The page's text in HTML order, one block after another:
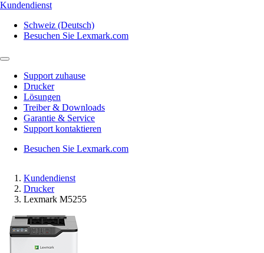
Kundendienst
Schweiz (Deutsch)
Besuchen Sie Lexmark.com
Support zuhause
Drucker
Lösungen
Treiber & Downloads
Garantie & Service
Support kontaktieren
Besuchen Sie Lexmark.com
Kundendienst
Drucker
Lexmark M5255